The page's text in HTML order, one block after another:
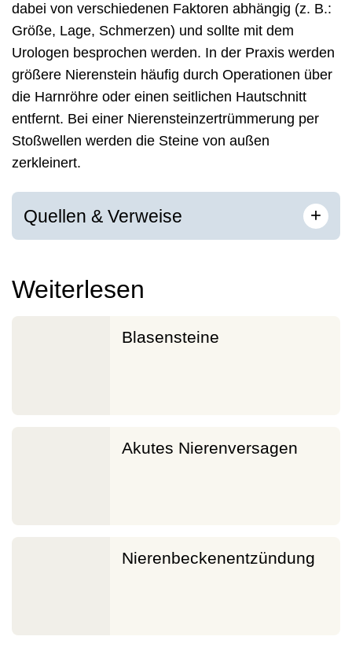
dabei von verschiedenen Faktoren abhängig (z. B.:
Größe, Lage, Schmerzen) und sollte mit dem
Urologen besprochen werden. In der Praxis werden
größere Nierenstein häufig durch Operationen über
die Harnröhre oder einen seitlichen Hautschnitt
entfernt. Bei einer Nierensteinzertrümmerung per
Stoßwellen werden die Steine von außen
zerkleinert.
Quellen & Verweise +
Weiterlesen
Blasensteine
Akutes Nierenversagen
Nierenbeckenentzündung